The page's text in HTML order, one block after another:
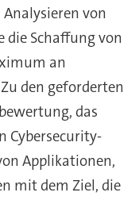
von
die Schaffung von
an
den geforderten
das
Cybersecurity-
Applikationen,
mit dem Ziel, die